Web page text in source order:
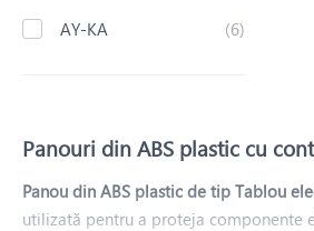
AY-KA (6)
Panouri din ABS plastic cu
Panou din ABS plastic de tip Tablou
utilizată pentru a proteja componente